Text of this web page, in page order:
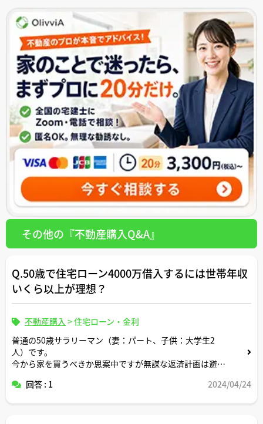
その他の『不動産購入Q&A』
Q.50歳で住宅ローン4000万借入するには世帯年収
いくら以上が理想？
不動産購入 >住宅ローン・金利
普通の50歳サラリーマン（妻：パート、子供：大学生2
人）です。
今から家を買うべきか思案中ですが無謀な返済計画は避け
回答 : 1 2024/04/24